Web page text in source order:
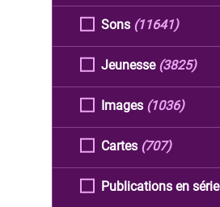
Sons (11641)
Jeunesse (3825)
Images (1036)
Cartes (707)
Publications en série